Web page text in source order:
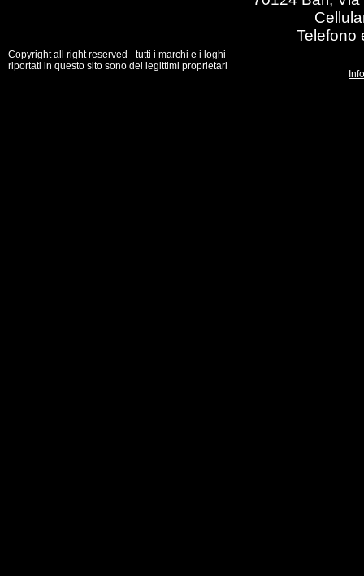
Telefono
Copyright all right reserved - tutti i marchi e i loghi
riportati in questo sito sono dei legittimi proprietari